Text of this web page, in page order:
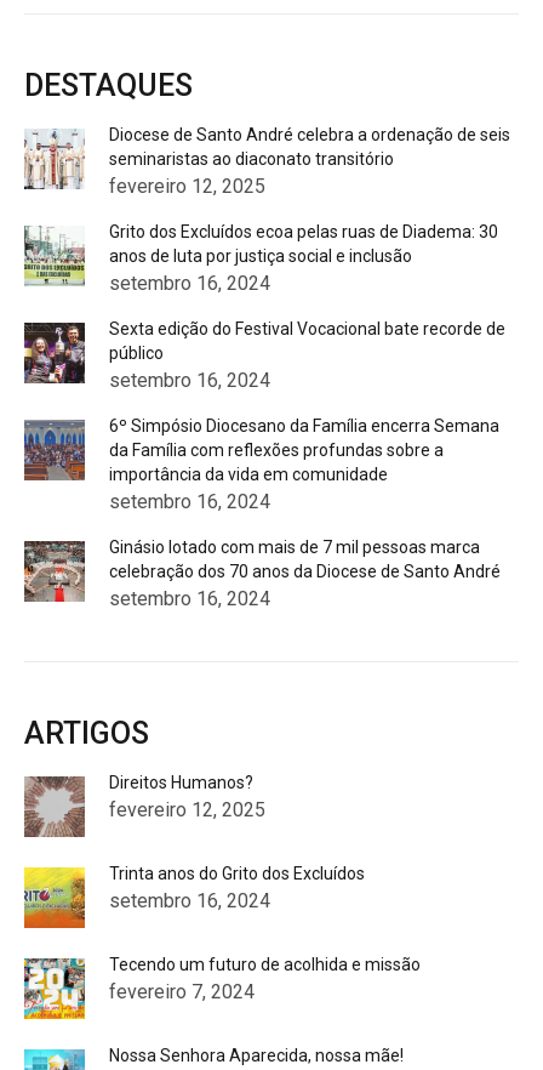
DESTAQUES
Diocese de Santo André celebra a ordenação de seis
seminaristas ao diaconato transitório
fevereiro 12, 2025
Grito dos Excluídos ecoa pelas ruas de Diadema: 30
anos de luta por justiça social e inclusão
setembro 16, 2024
Sexta edição do Festival Vocacional bate recorde de
público
setembro 16, 2024
6º Simpósio Diocesano da Família encerra Semana
da Família com reflexões profundas sobre a
importância da vida em comunidade
setembro 16, 2024
Ginásio lotado com mais de 7 mil pessoas marca
celebração dos 70 anos da Diocese de Santo André
setembro 16, 2024
ARTIGOS
Direitos Humanos?
fevereiro 12, 2025
Trinta anos do Grito dos Excluídos
setembro 16, 2024
Tecendo um futuro de acolhida e missão
fevereiro 7, 2024
Nossa Senhora Aparecida, nossa mãe!